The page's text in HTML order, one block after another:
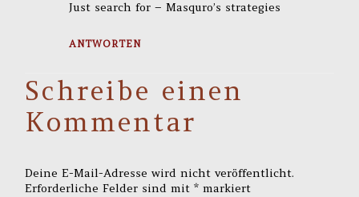
Just search for – Masquro’s strategies
ANTWORTEN
Schreibe einen
Kommentar
Deine E-Mail-Adresse wird nicht veröffentlicht.
Erforderliche Felder sind mit* markiert